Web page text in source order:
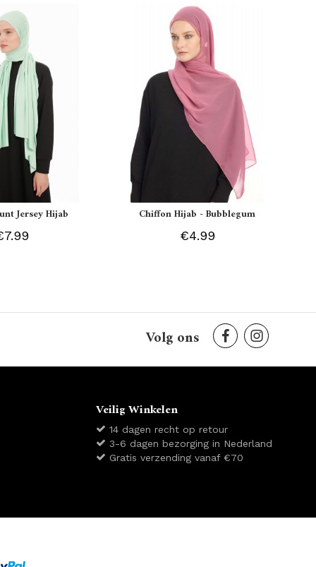
Jersey Hijab Chiffon Hijab - Bubblegum
€4.99
Volg ons
Veilig Winkelen
14 dagen recht op retour
3-6 dagen bezorging in Nederland
Gratis verzending vanaf €70